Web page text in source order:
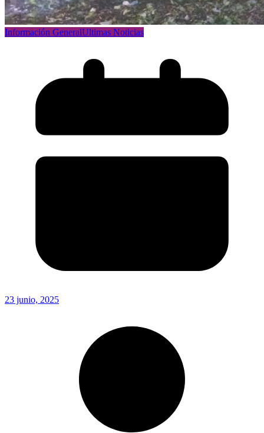
Información GeneralUltimas Noticias
23 junio, 2025